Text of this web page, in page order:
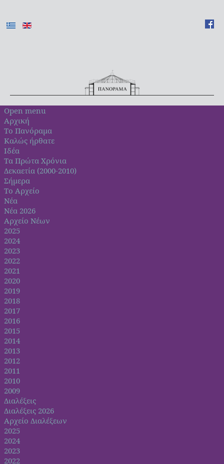
Open menu
Αρχική
Το Πανόραμα
Καλώς ήρθατε
Ιδέα
Τα Πρώτα Χρόνια
Δεκαετία (2000-2010)
Σήμερα
Το Αρχείο
Νέα
Νέα 2026
Αρχείο Νέων
2025
2024
2023
2022
2021
2020
2019
2018
2017
2016
2015
2014
2013
2012
2011
2010
2009
Διαλέξεις
Διαλέξεις 2026
Αρχείο Διαλέξεων
2025
2024
2023
2022